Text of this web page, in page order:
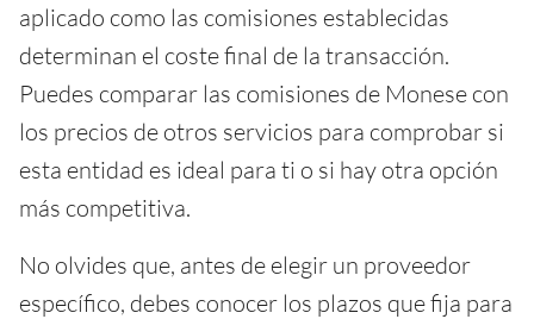
aplicado como las comisiones establecidas
determinan el coste final de la transacción.
Puedes comparar las comisiones de Monese con
los precios de otros servicios para comprobar si
esta entidad es ideal para ti o si hay otra opción
más competitiva.
No olvides que, antes de elegir un proveedor
específico, debes conocer los plazos que fija para